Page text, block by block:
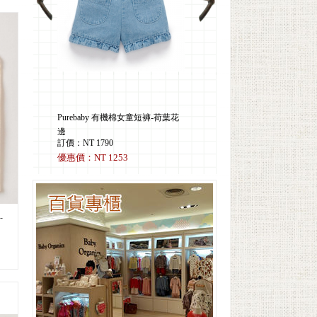
Purebaby有機棉女童格紋背心裙-
珊瑚紅格紋
訂價：NT 2790
優惠價：NT 1953
Deux Filles有機棉嬰兒棉絨毯-紅藍
訂價：NT 1690
優惠價：NT 1183